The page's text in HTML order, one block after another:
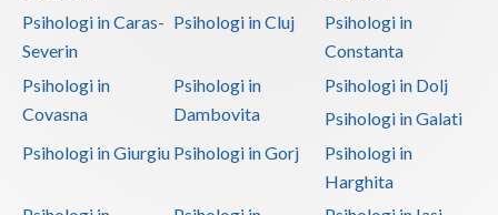
Psihologi in Caras-
Severin
Psihologi in Cluj
Psihologi in
Constanta
Psihologi in
Covasna
Psihologi in
Dambovita
Psihologi in Dolj
Psihologi in Galati
Psihologi in Giurgiu Psihologi in Gorj
Psihologi in
Harghita